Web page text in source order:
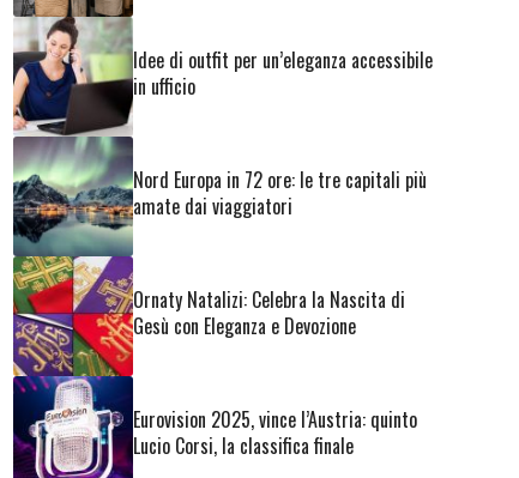
Idee di outfit per un’eleganza accessibile
in ufficio
Nord Europa in 72 ore: le tre capitali più
amate dai viaggiatori
Ornaty Natalizi: Celebra la Nascita di
Gesù con Eleganza e Devozione
Eurovision 2025, vince l’Austria: quinto
Lucio Corsi, la classifica finale